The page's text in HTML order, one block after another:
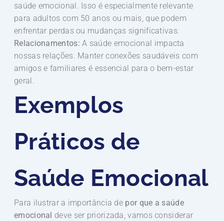
saúde emocional. Isso é especialmente relevante
para adultos com 50 anos ou mais, que podem
enfrentar perdas ou mudanças significativas.
Relacionamentos: A saúde emocional impacta
nossas relações. Manter conexões saudáveis com
amigos e familiares é essencial para o bem-estar
geral.
Exemplos
Práticos de
Saúde Emocional
Para ilustrar a importância de por que a saúde
emocional deve ser priorizada, vamos considerar